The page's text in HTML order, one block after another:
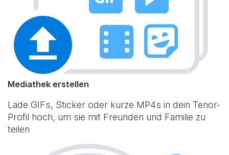
Mediathek erstellen
Lade GIFs, Sticker oder kurze MP4s in dein Tenor-
Profil hoch, um sie mit Freunden und Familie zu
teilen